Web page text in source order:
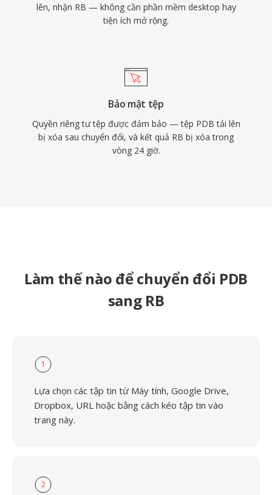
lên, nhận RB — không cần phần mềm desktop hay
tiện ích mở rộng.
Bảo mật tệp
Quyền riêng tư tệp được đảm bảo — tệp PDB tải lên
bị xóa sau chuyển đổi, và kết quả RB bị xóa trong
vòng 24 giờ.
Làm thế nào để chuyển đổi PDB
sang RB
1
Lựa chọn các tập tin từ Máy tính, Google Drive,
Dropbox, URL hoặc bằng cách kéo tập tin vào
trang này.
2